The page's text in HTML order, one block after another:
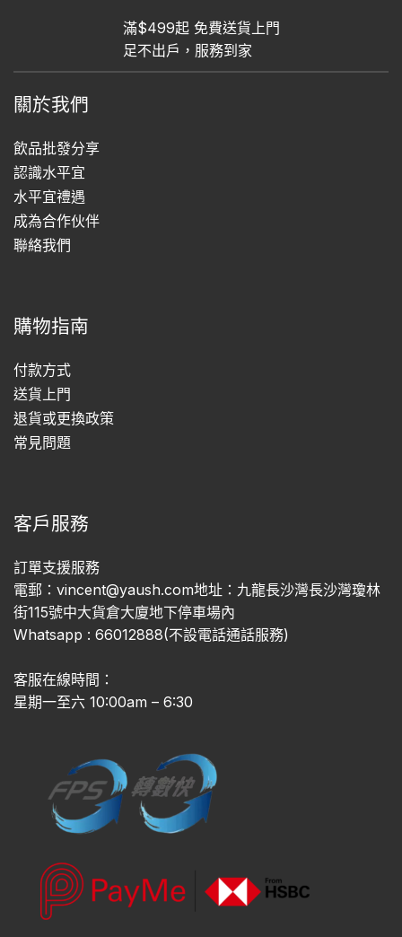
滿$499起 免費送貨上門
足不出戶，服務到家
關於我們
飲品批發分享
認識水平宜
水平宜禮遇
成為合作伙伴
聯絡我們
購物指南
付款方式
送貨上門
退貨或更換政策
常見問題
客戶服務
訂單支援服務
電郵：vincent@yaush.com地址：九龍長沙灣長沙灣瓊林
街115號中大貨倉大廈地下停車場內
Whatsapp : 66012888(不設電話通話服務)
客服在線時間：
星期一至六 10:00am – 6:30